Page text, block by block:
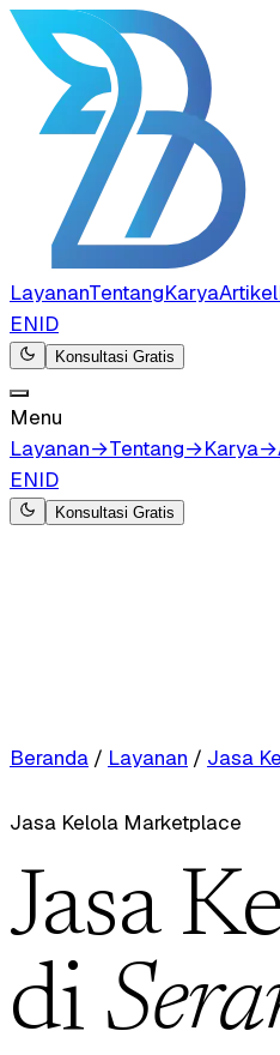
LayananTentangKaryaArtikel
ENID
Konsultasi Gratis
Menu
Layanan→Tentang→Karya→
ENID
Konsultasi Gratis
Beranda / Layanan / Jasa
Jasa Kelola Marketplace
Jasa
di